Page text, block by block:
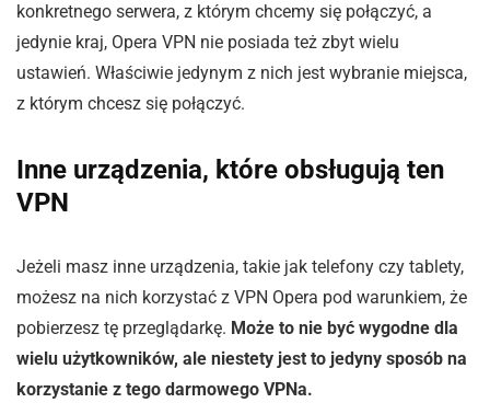
konkretnego serwera, z którym chcemy się połączyć, a
jedynie kraj, Opera VPN nie posiada też zbyt wielu
ustawień. Właściwie jedynym z nich jest wybranie miejsca,
z którym chcesz się połączyć.
Inne urządzenia, które obsługują ten
VPN
Jeżeli masz inne urządzenia, takie jak telefony czy tablety,
możesz na nich korzystać z VPN Opera pod warunkiem, że
pobierzesz tę przeglądarkę. Może to nie być wygodne dla
wielu użytkowników, ale niestety jest to jedyny sposób na
korzystanie z tego darmowego VPNa.